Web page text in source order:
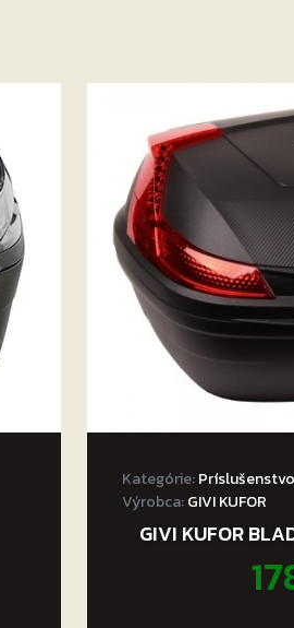
Kategórie:Príslušenstvo
Výrobca:GIVI KUFOR
GIVI KUFOR